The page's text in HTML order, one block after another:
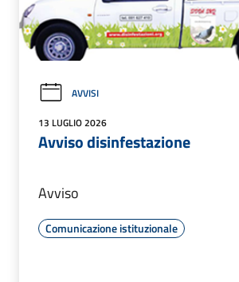
AVVISI
13 LUGLIO 2026
Avviso disinfestazione
Avviso
Comunicazione istituzionale